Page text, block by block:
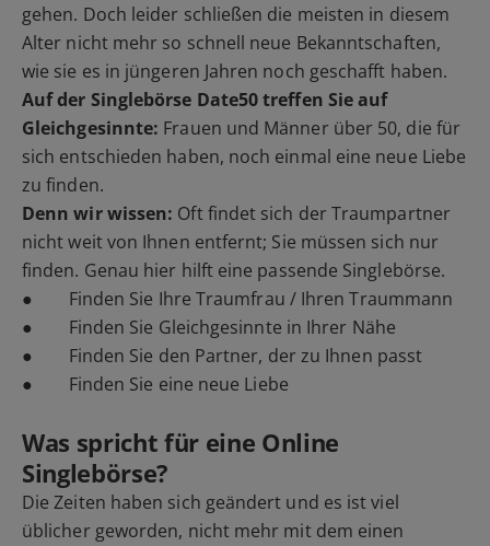
gehen. Doch leider schließen die meisten in diesem
Alter nicht mehr so schnell neue Bekanntschaften,
wie sie es in jüngeren Jahren noch geschafft haben.
Auf der Singlebörse Date50 treffen Sie auf
Gleichgesinnte: Frauen und Männer über 50, die für
sich entschieden haben, noch einmal eine neue Liebe
zu finden.
Denn wir wissen: Oft findet sich der Traumpartner
nicht weit von Ihnen entfernt; Sie müssen sich nur
finden. Genau hier hilft eine passende Singlebörse.
● Finden Sie Ihre Traumfrau / Ihren Traummann
● Finden Sie Gleichgesinnte in Ihrer Nähe
● Finden Sie den Partner, der zu Ihnen passt
● Finden Sie eine neue Liebe
Was spricht für eine Online
Singlebörse?
Die Zeiten haben sich geändert und es ist viel
üblicher geworden, nicht mehr mit dem einen